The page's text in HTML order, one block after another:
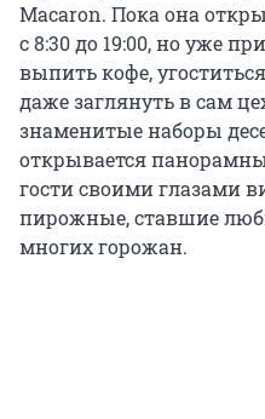
Macaron. Пока она
с 8:30 до 19:00, но уже
выпить кофе,
даже заглянуть в сам
знаменитые наборы
открывается
гости своими глазами
пирожные, ставшие
многих горожан.